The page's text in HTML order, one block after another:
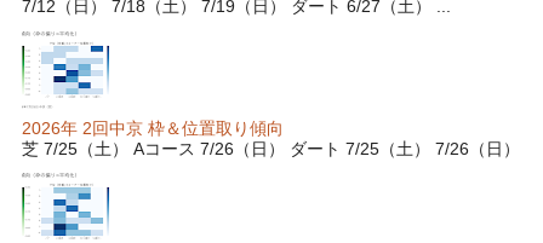
7/12（日） 7/18（土） 7/19（日） ダート 6/27（土） ...
2026年 2回中京 枠＆位置取り傾向
芝 7/25（土） Aコース 7/26（日） ダート 7/25（土） 7/26（日）